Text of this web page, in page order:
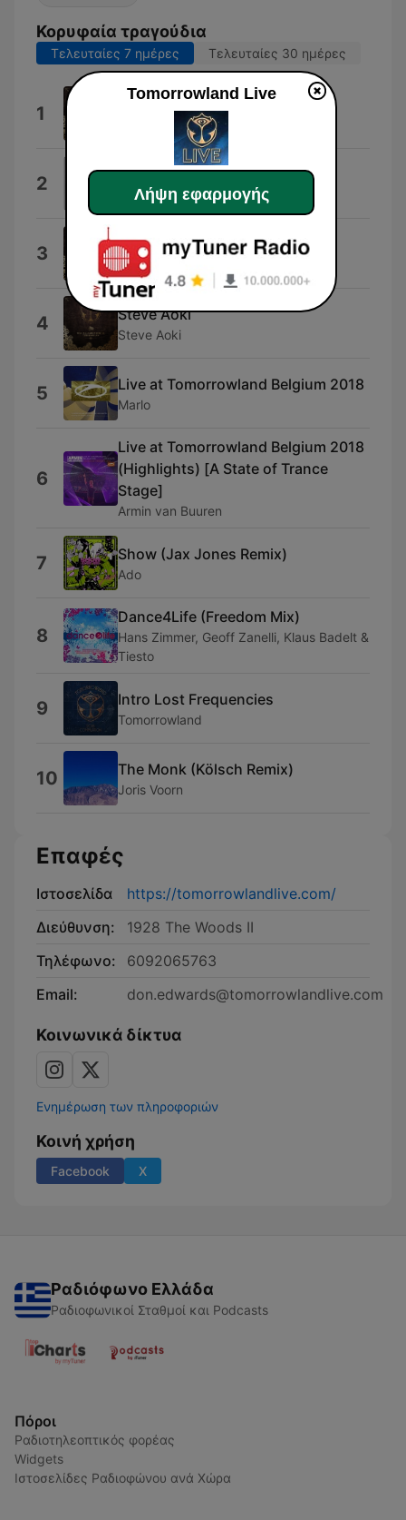
Κορυφαία τραγούδια
Τελευταίες 7 ημέρες Τελευταίες 30 ημέρες
1 Armin van Buuren
Armin van Buuren
2 John
Jack Newman & Ben Gerstein
3 Hardwell
Armin van Buuren & Hardwell
4 Steve Aoki
Steve Aoki
5 Live at Tomorrowland Belgium 2018
Marlo
6
Live at Tomorrowland Belgium 2018
(Highlights) [A State of Trance
Stage]
Armin van Buuren
7 Show (Jax Jones Remix)
Ado
8
Dance4Life (Freedom Mix)
Hans Zimmer, Geoff Zanelli, Klaus Badelt &
Tiesto
9 Intro Lost Frequencies
Tomorrowland
10 The Monk (Kölsch Remix)
Joris Voorn
Επαφές
Ιστοσελίδα
https://tomorrowlandlive.com/
Διεύθυνση:
1928 The Woods II
Τηλέφωνο:
6092065763
Email:
don.edwards@tomorrowlandlive.com
Κοινωνικά δίκτυα
Ενημέρωση των πληροφοριών
Κοινή χρήση
Facebook X
Ραδιόφωνο Ελλάδα
Ραδιοφωνικοί Σταθμοί και Podcasts
Πόροι
Ραδιοτηλεοπτικός φορέας
Widgets
Ιστοσελίδες Ραδιοφώνου ανά Χώρα
Tomorrowland Live
Λήψη εφαρμογής